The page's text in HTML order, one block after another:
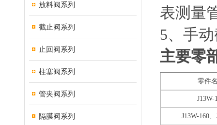
放料阀系列
截止阀系列
止回阀系列
柱塞阀系列
管夹阀系列
隔膜阀系列
表测量
5、手
主要零
零件
J13W-
J13W-160